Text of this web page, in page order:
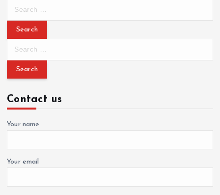
r
h
r
r
h
f
o
Contact us
Your name
Your email